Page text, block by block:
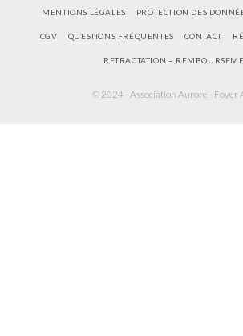
MENTIONS LÉGALES PROTECTION DES
CGV QUESTIONS FRÉQUENTES CONTACT
RETRACTATION –
© 2024 - Association Aurore - Foyer